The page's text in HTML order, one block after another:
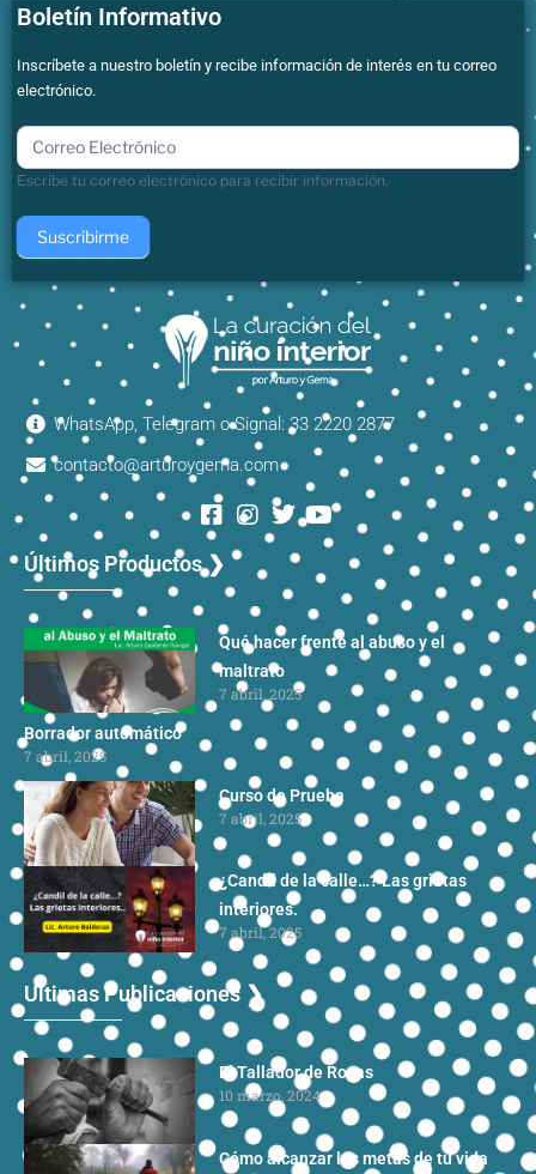
Boletín Informativo
Inscríbete a nuestro boletín y recibe información de interés en tu correo
electrónico.
boletin
Escribe tu correo electrónico para recibir información.
Suscribirme
WhatsApp, Telegram o Signal: 33 2220 2877
contacto@arturoygema.com
Últimos Productos ❯
Qué hacer frente al abuso y el
maltrato
7 abril, 2025
Borrador automático
7 abril, 2025
Curso de Prueba
7 abril, 2025
¿Candil de la calle…? Las grietas
interiores.
7 abril, 2025
Ultimas Publicaciones ❯
El Tallador de Rocas
10 marzo, 2024
Cómo alcanzar las metas de tu vida